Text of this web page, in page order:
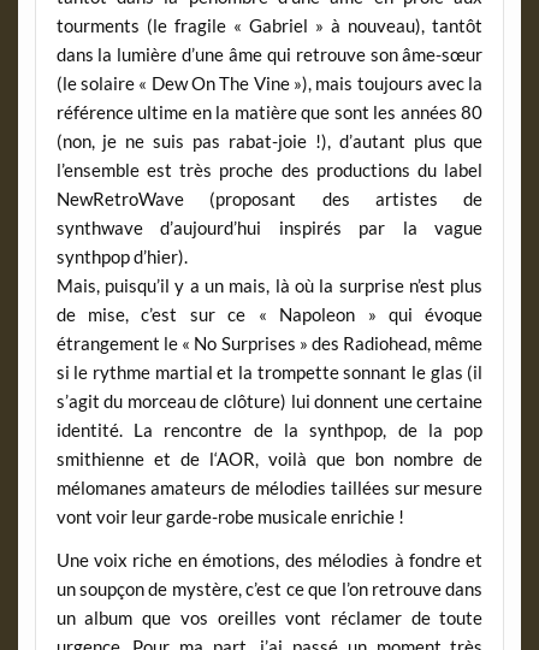
tourments (le fragile « Gabriel » à nouveau), tantôt
dans la lumière d’une âme qui retrouve son âme-sœur
(le solaire « Dew On The Vine »), mais toujours avec la
référence ultime en la matière que sont les années 80
(non, je ne suis pas rabat-joie !), d’autant plus que
l’ensemble est très proche des productions du label
NewRetroWave (proposant des artistes de
synthwave d’aujourd’hui inspirés par la vague
synthpop d’hier).
Mais, puisqu’il y a un mais, là où la surprise n’est plus
de mise, c’est sur ce « Napoleon » qui évoque
étrangement le « No Surprises » des Radiohead, même
si le rythme martial et la trompette sonnant le glas (il
s’agit du morceau de clôture) lui donnent une certaine
identité. La rencontre de la synthpop, de la pop
smithienne et de l‘AOR, voilà que bon nombre de
mélomanes amateurs de mélodies taillées sur mesure
vont voir leur garde-robe musicale enrichie !
Une voix riche en émotions, des mélodies à fondre et
un soupçon de mystère, c’est ce que l’on retrouve dans
un album que vos oreilles vont réclamer de toute